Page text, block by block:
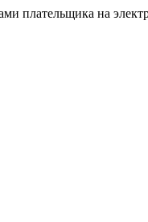
плательщика на